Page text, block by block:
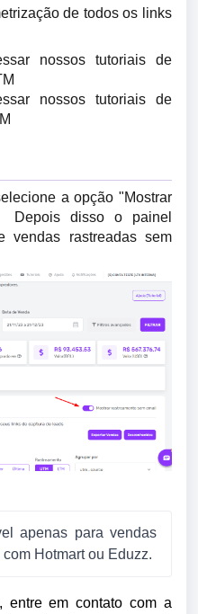
de todos os links
nossos tutoriais de
nossos tutoriais de
a opção "Mostrar
Depois disso o painel
vendas rastreadas sem
apenas para vendas
Hotmart ou Eduzz.
entre em contato com a